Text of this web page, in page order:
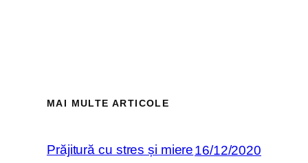
MAI MULTE ARTICOLE
Prăjitură cu stres și miere16/12/2020